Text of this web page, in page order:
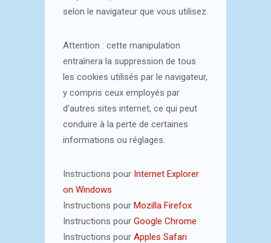
selon le navigateur que vous utilisez.
Attention : cette manipulation
entraînera la suppression de tous
les cookies utilisés par le navigateur,
y compris ceux employés par
d’autres sites internet, ce qui peut
conduire à la perte de certaines
informations ou réglages.
Instructions pour Internet Explorer
on Windows
Instructions pour Mozilla Firefox
Instructions pour Google Chrome
Instructions pour Apples Safari